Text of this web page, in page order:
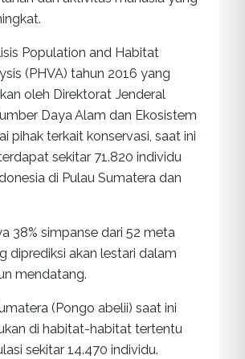
Population and Habitat
(PHVA) tahun 2016 yang
oleh Direktorat Jenderal
Daya Alam dan Ekosistem
pihak terkait konservasi, saat ini
sekitar 71.820 individu
di Pulau Sumatera dan
38% simpanse dari 52 meta
diprediksi akan lestari dalam
mendatang.
(Pongo abelii) saat ini
di habitat-habitat tertentu
sekitar 14.470 individu.